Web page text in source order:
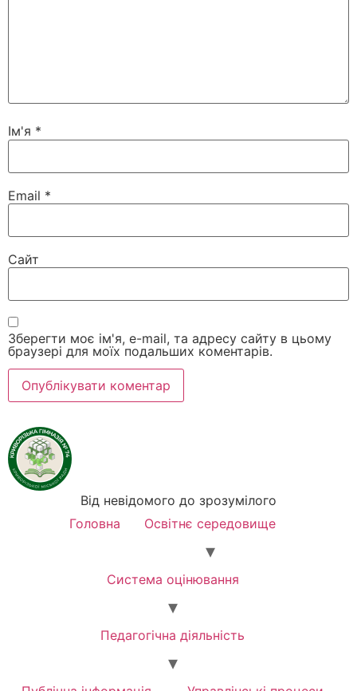
Ім'я *
Email *
Сайт
Зберегти моє ім'я, e-mail, та адресу сайту в цьому
браузері для моїх подальших коментарів.
Від невідомого до зрозумілого
Головна
Освітнє середовище
Система оцінювання
Педагогічна діяльність